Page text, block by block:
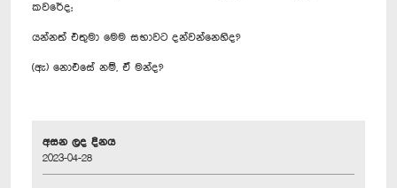
කවරේද;
යන්නත් එතුමා මෙම සභාවට දන්වන්නෙහිද?
(ඇ) නොඑසේ නම්, ඒ මන්ද?
අසන ලද දිනය
2023-04-28